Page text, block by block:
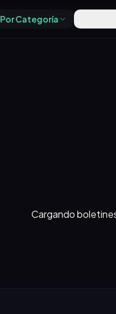
Por Categoría
Cargando